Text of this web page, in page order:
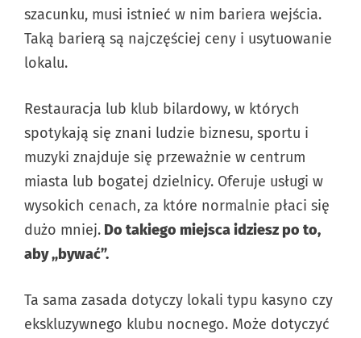
szacunku, musi istnieć w nim bariera wejścia.
Taką barierą są najczęściej ceny i usytuowanie
lokalu.
Restauracja lub klub bilardowy, w których
spotykają się znani ludzie biznesu, sportu i
muzyki znajduje się przeważnie w centrum
miasta lub bogatej dzielnicy. Oferuje usługi w
wysokich cenach, za które normalnie płaci się
dużo mniej. Do takiego miejsca idziesz po to,
aby „bywać”.
Ta sama zasada dotyczy lokali typu kasyno czy
ekskluzywnego klubu nocnego. Może dotyczyć